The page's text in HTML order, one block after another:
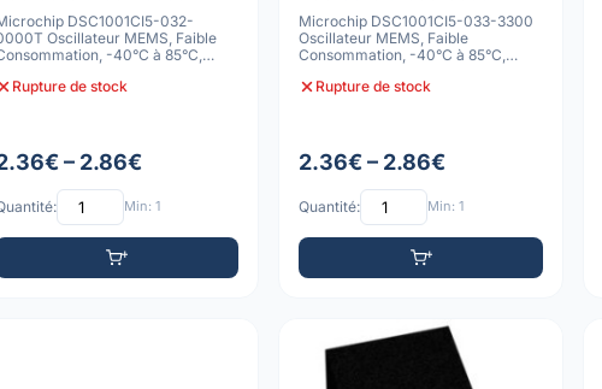
DSC1001CI5-032-
Oscillateur MEMS, Faible
-40°C à 85°C,
Rupture de stock
– 2.86€
Min: 1
Microchip DSC1001CI5-033-3300
Oscillateur MEMS, Faible
Consommation, -40°C à 85°C,
Rupture de stock
2.36€ – 2.86€
Quantité: Min: 1